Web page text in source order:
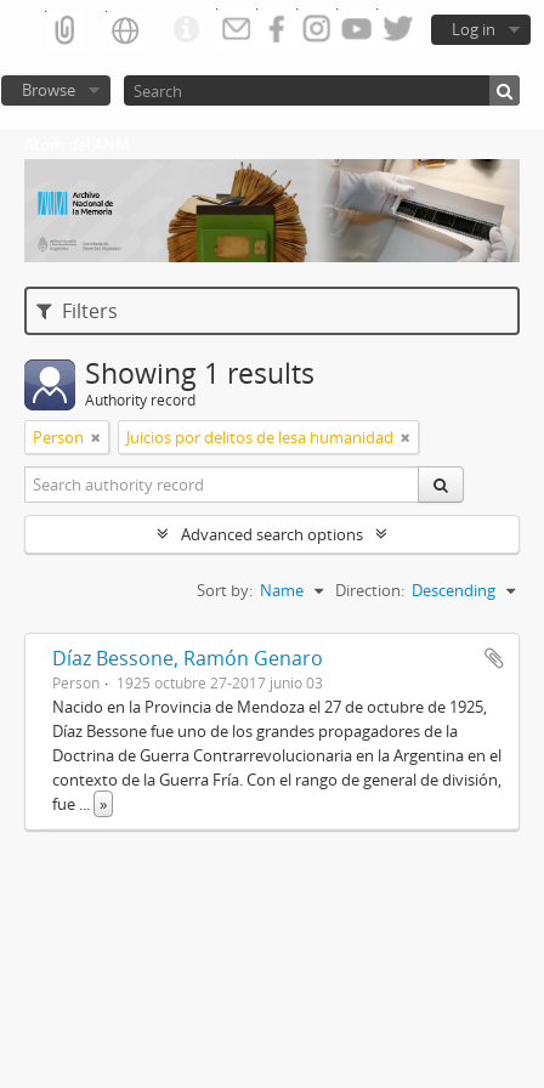
Log in
Browse
Filters
Showing 1 results
Authority record
Person Juicios por delitos de lesa humanidad
Advanced search options
Sort by: Name Direction: Descending
Díaz Bessone, Ramón Genaro
Person 1925 octubre 27-2017 junio 03
Nacido en la Provincia de Mendoza el 27 de octubre de 1925,
Díaz Bessone fue uno de los grandes propagadores de la
Doctrina de Guerra Contrarrevolucionaria en la Argentina en el
contexto de la Guerra Fría. Con el rango de general de división,
fue ... »